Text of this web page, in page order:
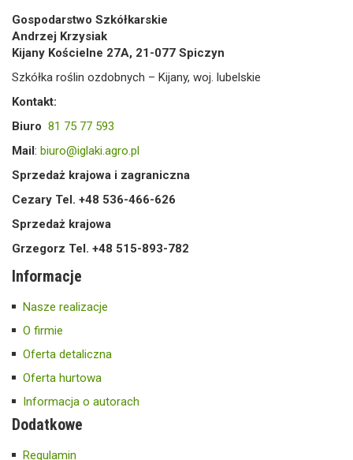
Gospodarstwo Szkółkarskie
Andrzej Krzysiak
Kijany Kościelne 27A, 21-077 Spiczyn
Szkółka roślin ozdobnych – Kijany, woj. lubelskie
Kontakt:
Biuro 81 75 77 593
Mail: biuro@iglaki.agro.pl
Sprzedaż krajowa i zagraniczna
Cezary Tel. +48 536-466-626
Sprzedaż krajowa
Grzegorz Tel. +48 515-893-782
Informacje
Nasze realizacje
O firmie
Oferta detaliczna
Oferta hurtowa
Informacja o autorach
Dodatkowe
Regulamin